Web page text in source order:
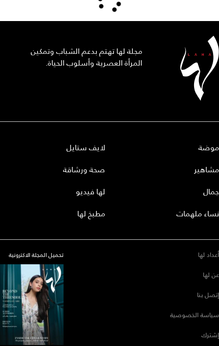
مجلة لها تهتم بدعم الشباب وتمكين
المرأة العصرية وأسلوب الحياة.
موضة
مشاهير
جمال
نساء ملهمات
لايف ستايل
صحة ورشاقة
لها فيديو
مطبخ لها
أعداد لها
عن لها
إتصل بنا
سياسة الخصوصية
إشترك
تحميل المجلة الاكترونية